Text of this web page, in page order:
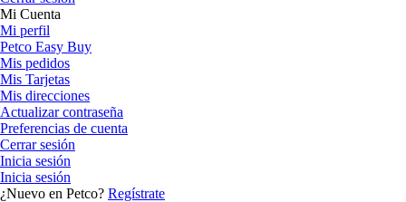
Mi Cuenta
Mi perfil
Petco Easy Buy
Mis pedidos
Mis Tarjetas
Mis direcciones
Actualizar contraseña
Preferencias de cuenta
Cerrar sesión
Inicia sesión
Inicia sesión
¿Nuevo en Petco? Regístrate